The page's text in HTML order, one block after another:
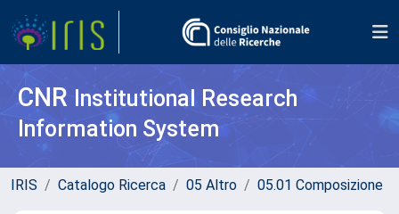
CNR Institutional Research
Information System
IRIS Catalogo Ricerca 05 Altro 05.01 Composizione